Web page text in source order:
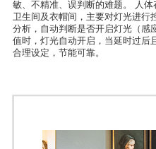
敏、不精准、误判断的难题。 人
卫生间及衣帽间，主要对灯光进行
分析，自动判断是否开启灯光（感
值时，灯光自动开启，当延时过后
合理设定，节能可靠。